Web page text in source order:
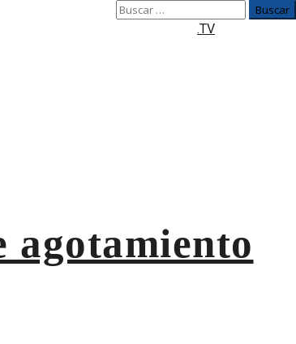
Buscar:
.TV
agotamiento